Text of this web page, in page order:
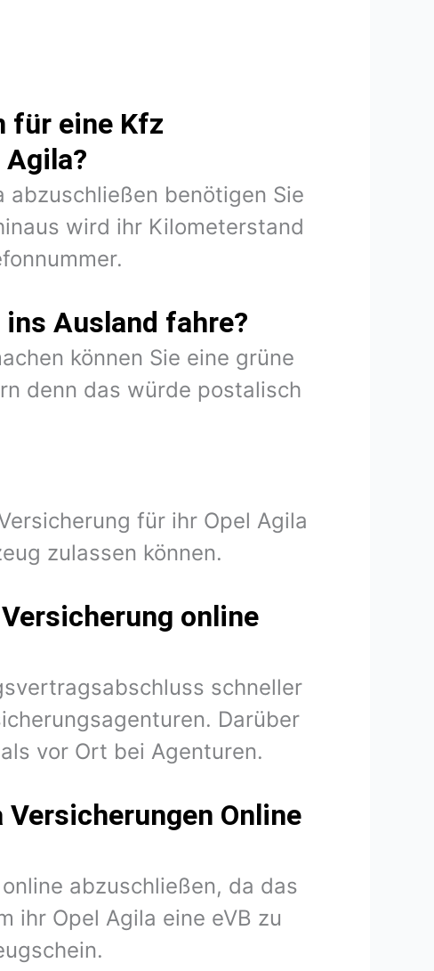
für eine Kfz
abzuschließen benötigen Sie
wird ihr Kilometerstand
Ausland fahre?
können Sie eine grüne
denn das würde postalisch
für ihr Opel Agila
zulassen können.
online
schneller
Darüber
vor Ort bei Agenturen.
Online
abzuschließen, da das
ihr Opel Agila eine eVB zu